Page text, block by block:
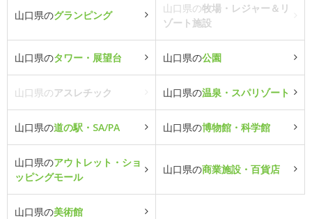
山口県のグランピング
山口県の牧場・レジャー＆リ
ゾート施設
山口県のタワー・展望台 山口県の公園
山口県のアスレチック 山口県の温泉・スパリゾート
山口県の道の駅・SA/PA 山口県の博物館・科学館
山口県のアウトレット・ショ
ッピングモール
山口県の商業施設・百貨店
山口県の美術館